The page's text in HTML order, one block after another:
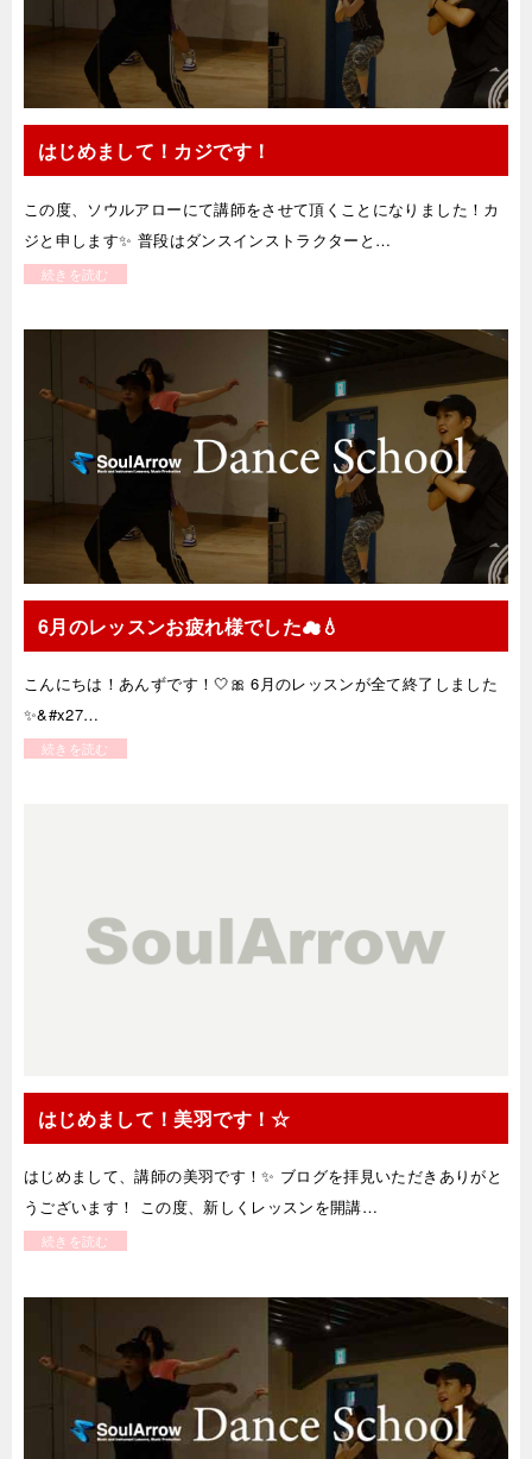
はじめまして！カジです！
この度、ソウルアローにて講師をさせて頂くことになりました！カ
ジと申します✨ 普段はダンスインストラクターと…
続きを読む
6月のレッスンお疲れ様でした︎︎☁💧‬
こんにちは！あんずです！🤍🎀 6月のレッスンが全て終了しました
✨&#x27…
続きを読む
はじめまして！美羽です！☆
はじめまして、講師の美羽です！✨ ブログを拝見いただきありがと
うございます！ この度、新しくレッスンを開講…
続きを読む